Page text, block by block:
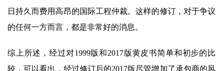
日持久而费用高昂的国际工程仲裁。这样的修订，对于争议
的任何一方而言，都是非常好的消息。
综上所述，经过对1999版和2017版黄皮书简单和初步的比
较，可以看出，经过修订后的2017版尽管增加了承包商的风